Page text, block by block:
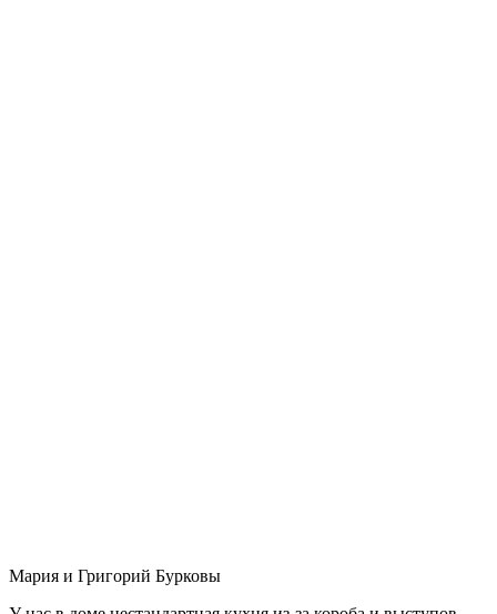
Мария и Григорий Бурковы